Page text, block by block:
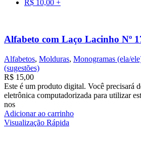
R$ 10,00 +
Alfabeto com Laço Lacinho Nº
Alfabetos, Molduras, Monogramas (ela/
(sugestões)
R$ 15,00
Este é um produto digital. Você precisará
eletrônica computadorizada para utilizar
nos
Adicionar ao carrinho
Visualização Rápida